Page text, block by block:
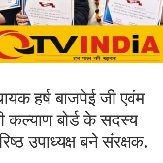
हर्ष बाजपेई जी एवंम
कल्याण बोर्ड के सदस्य
उपाध्यक्ष बने संरक्षक.